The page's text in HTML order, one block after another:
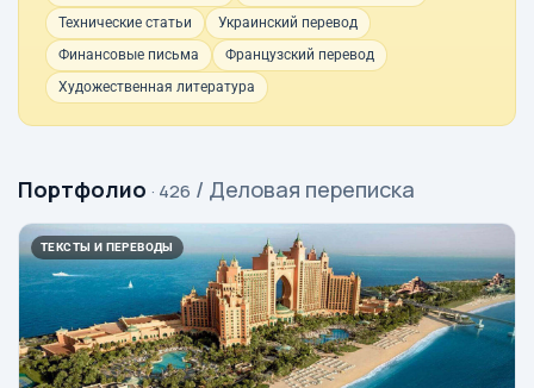
Технические статьи
Украинский перевод
Финансовые письма
Французский перевод
Художественная литература
Портфолио · 426 / Деловая переписка
ТЕКСТЫ И ПЕРЕВОДЫ